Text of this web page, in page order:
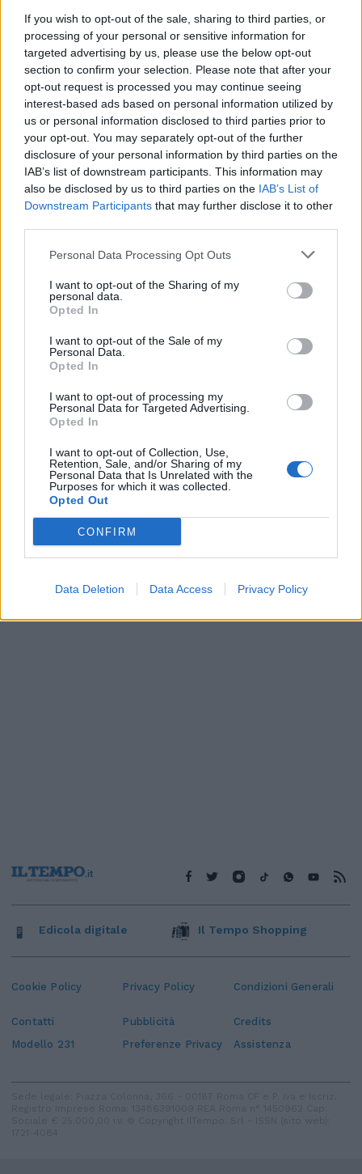
If you wish to opt-out of the sale, sharing to third parties, or
processing of your personal or sensitive information for
targeted advertising by us, please use the below opt-out
section to confirm your selection. Please note that after your
opt-out request is processed you may continue seeing
interest-based ads based on personal information utilized by
us or personal information disclosed to third parties prior to
your opt-out. You may separately opt-out of the further
disclosure of your personal information by third parties on the
IAB’s list of downstream participants. This information may
also be disclosed by us to third parties on the IAB’s List of
Downstream Participants that may further disclose it to other
Personal Data Processing Opt Outs
I want to opt-out of the Sharing of my
personal data.
Opted In
I want to opt-out of the Sale of my
Personal Data.
Opted In
I want to opt-out of processing my
Personal Data for Targeted Advertising.
Opted In
I want to opt-out of Collection, Use,
Retention, Sale, and/or Sharing of my
Personal Data that Is Unrelated with the
Purposes for which it was collected.
Opted Out
CONFIRM
Data Deletion Data Access Privacy Policy
Antonio Angeli[email protected]
Dalla valorizzazione ...
L'attività agonistica si potrebbe
spostare a Torrevecchia Marchio
verso la «valorizzazione»
20/11/2006
LA CONI Servizi Spa ha scelto
l'advisor per il progetto di
valorizzazione del Foro Italico.
1
Cookie Policy Privacy Policy Condizioni Generali
Contatti Pubblicità
Credits
Modello 231
Preferenze Privacy Assistenza
Edicola digitale Il Tempo Shopping